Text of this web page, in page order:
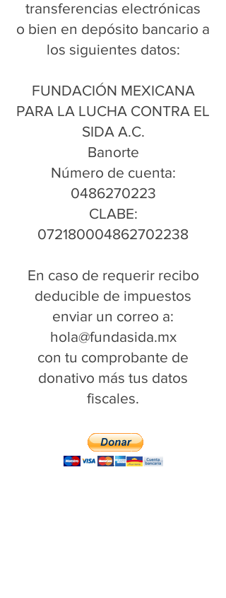
transferencias electrónicas
o bien en depósito bancario a
los siguientes datos:
FUNDACIÓN MEXICANA
PARA LA LUCHA CONTRA EL
SIDA A.C.
Banorte
Número de cuenta:
0486270223
CLABE:
072180004862702238
En caso de requerir recibo
deducible de impuestos
enviar un correo a:
hola@fundasida.mx
con tu comprobante de
donativo más tus datos
fiscales.